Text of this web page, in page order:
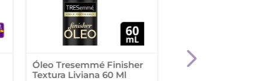
Óleo Tresemmé Finisher
Textura Liviana 60 Ml
Capilatis Bálsamo